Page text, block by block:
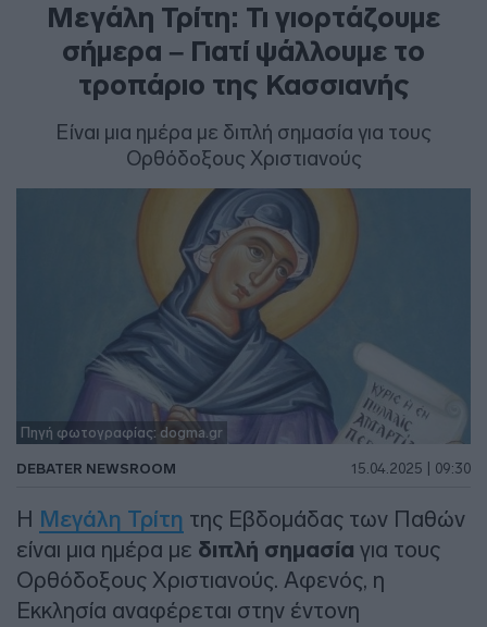
Μεγάλη Τρίτη: Τι γιορτάζουμε
σήμερα – Γιατί ψάλλουμε το
τροπάριο της Κασσιανής
Είναι μια ημέρα με διπλή σημασία για τους
Ορθόδοξους Χριστιανούς
Πηγή φωτογραφίας: dogma.gr
DEBATER NEWSROOM 15.04.2025 | 09:30
Η Μεγάλη Τρίτη της Εβδομάδας των Παθών
είναι μια ημέρα με διπλή σημασία για τους
Ορθόδοξους Χριστιανούς. Αφενός, η
Εκκλησία αναφέρεται στην έντονη